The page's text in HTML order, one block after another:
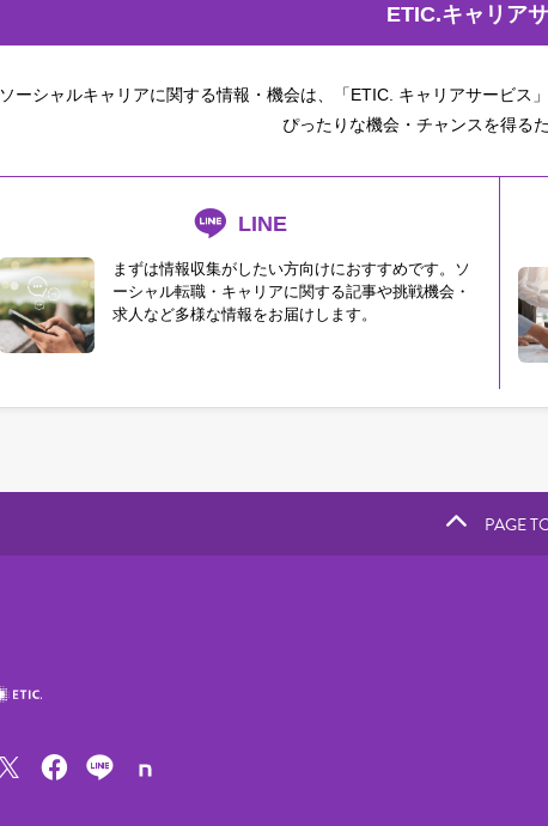
ETIC.キャリア
ソーシャルキャリアに関する情報・機会は、「ETIC. キャリアサービス
ぴったりな機会・チャンスを得る
LINE
まずは情報収集がしたい方向けにおすすめです。ソ
ーシャル転職・キャリアに関する記事や挑戦機会・
求人など多様な情報をお届けします。
PAGE